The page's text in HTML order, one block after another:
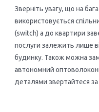
Зверніть увагу, що на
використовується
(switch) а до квартири
послуги залежить лише
будинку. Також можна
автономний
деталями звертайтеся